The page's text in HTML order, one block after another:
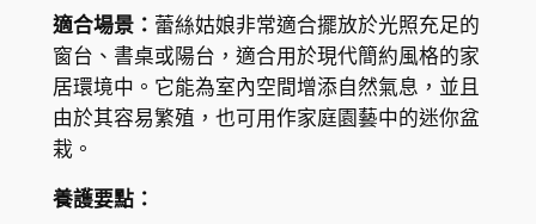
o
u
s
a
n
s
適合場景： 蕾絲姑娘非常適合擺放於光照充足的
窗台、書桌或陽台，適合用於現代簡約風格的家
居環境中。它能為室內空間增添自然氣息，並且
由於其容易繁殖，也可用作家庭園藝中的迷你盆
栽。
養護要點：